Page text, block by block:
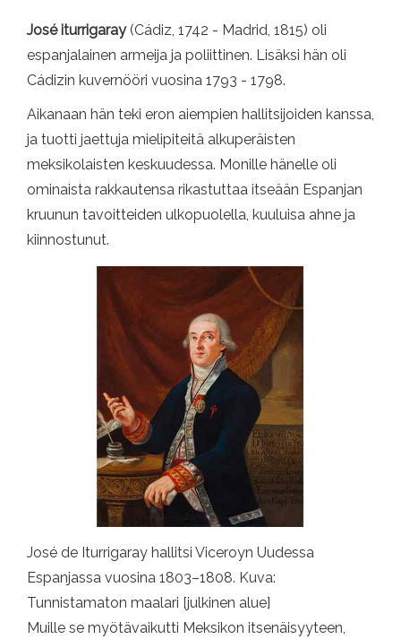
José iturrigaray(Cádiz, 1742 - Madrid, 1815) oli
espanjalainen armeija ja poliittinen. Lisäksi hän oli
Cádizin kuvernööri vuosina 1793 - 1798.
Aikanaan hän teki eron aiempien hallitsijoiden kanssa,
ja tuotti jaettuja mielipiteitä alkuperäisten
meksikolaisten keskuudessa. Monille hänelle oli
ominaista rakkautensa rikastuttaa itseään Espanjan
kruunun tavoitteiden ulkopuolella, kuuluisa ahne ja
kiinnostunut.
José de Iturrigaray hallitsi Viceroyn Uudessa
Espanjassa vuosina 1803–1808. Kuva:
Tunnistamaton maalari [julkinen alue]
Muille se myötävaikutti Meksikon itsenäisyyteen,